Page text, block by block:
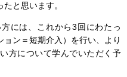
と思います。
には、これから3回にわたっ
ン＝短期介入）を行い、より
方について学んでいただく予